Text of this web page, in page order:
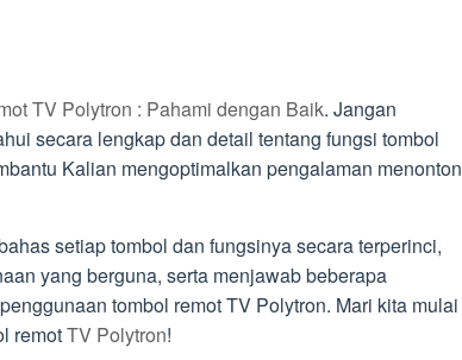
TV Polytron : Pahami dengan Baik. Jangan
secara lengkap dan detail tentang fungsi tombol
Kalian mengoptimalkan pengalaman menonton
setiap tombol dan fungsinya secara terperinci,
yang berguna, serta menjawab beberapa
tombol remot TV Polytron. Mari kita mulai
remotTV Polytron!